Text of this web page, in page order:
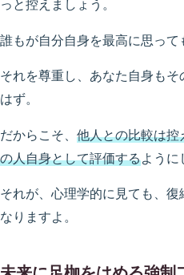
っと控えましょう。
誰もが自分自身を最高に思って
それを尊重し、あなた自身もそ
はず。
だからこそ、 他人との比較は控
の人自身として評価するように
それが、心理学的に見ても、
なりますよ。